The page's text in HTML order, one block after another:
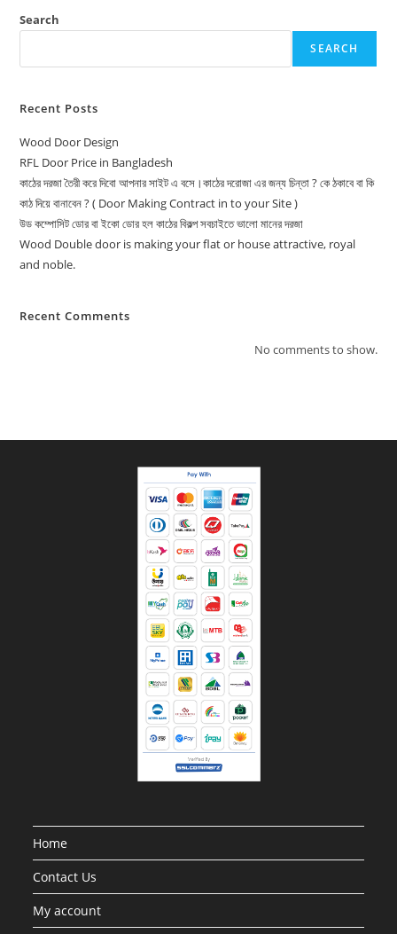
Search
SEARCH
Recent Posts
Wood Door Design
RFL Door Price in Bangladesh
কাঠের দরজা তৈরী করে দিবো আপনার সাইট এ বসে।কাঠের দরোজা এর জন্য চিন্তা ? কে ঠকাবে বা কি
কাঠ দিয়ে বানাবেন ? ( Door Making Contract in to your Site )
উড কম্পোসিট ডোর বা ইকো ডোর হল কাঠের বিকল্প সবচাইতে ভালো মানের দরজা
Wood Double door is making your flat or house attractive, royal
and noble.
Recent Comments
No comments to show.
Home
Contact Us
My account